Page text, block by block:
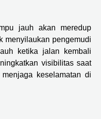
jauh akan meredup
menyilaukan pengemudi
ketika jalan kembali
visibilitas saat
keselamatan di